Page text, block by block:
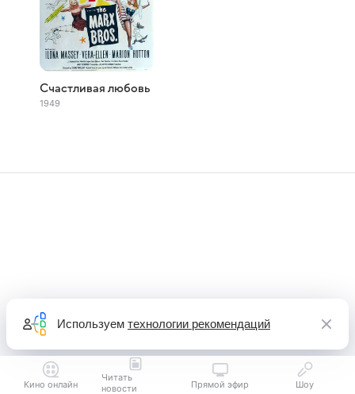
Счастливая любовь
1949
Кино онлайн
Читать
новости
Прямой эфир Шоу
Используем технологии рекомендаций